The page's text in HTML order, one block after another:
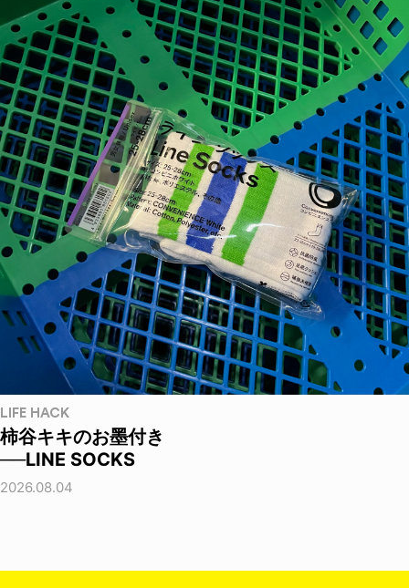
LIFE HACK
柿谷キキのお墨付き
──LINE SOCKS
2026.08.04